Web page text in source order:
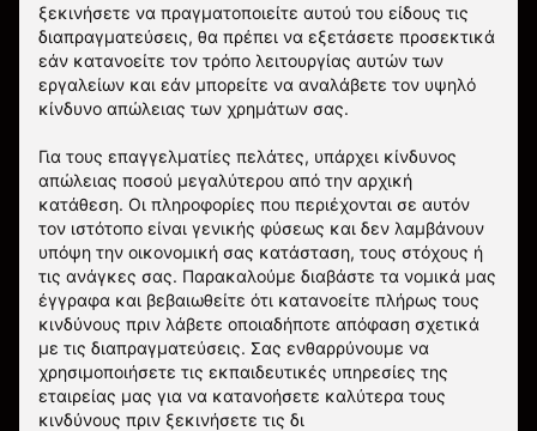
ξεκινήσετε να πραγματοποιείτε αυτού του είδους τις
διαπραγματεύσεις, θα πρέπει να εξετάσετε προσεκτικά
εάν κατανοείτε τον τρόπο λειτουργίας αυτών των
εργαλείων και εάν μπορείτε να αναλάβετε τον υψηλό
κίνδυνο απώλειας των χρημάτων σας.
Για τους επαγγελματίες πελάτες, υπάρχει κίνδυνος
απώλειας ποσού μεγαλύτερου από την αρχική
κατάθεση. Οι πληροφορίες που περιέχονται σε αυτόν
τον ιστότοπο είναι γενικής φύσεως και δεν λαμβάνουν
υπόψη την οικονομική σας κατάσταση, τους στόχους ή
τις ανάγκες σας. Παρακαλούμε διαβάστε τα νομικά μας
έγγραφα και βεβαιωθείτε ότι κατανοείτε πλήρως τους
κινδύνους πριν λάβετε οποιαδήποτε απόφαση σχετικά
με τις διαπραγματεύσεις. Σας ενθαρρύνουμε να
χρησιμοποιήσετε τις εκπαιδευτικές υπηρεσίες της
εταιρείας μας για να κατανοήσετε καλύτερα τους
κινδύνους πριν ξεκινήσετε τις δι